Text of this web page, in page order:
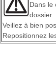
Dans le
dossier.
Veillez à bien
Repositionnez